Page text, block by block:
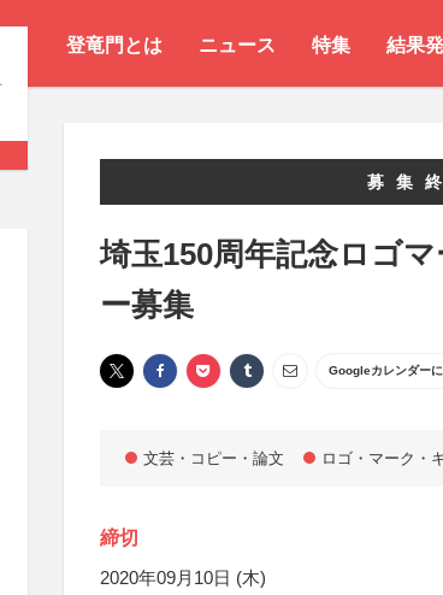
登竜門とは ニュース 特集 結果
募集
埼玉150周年記念ロゴ
ー募集
Googleカレンダー
文芸・コピー・論文 ロゴ・マーク・
締切
2020年09月10日 (木)